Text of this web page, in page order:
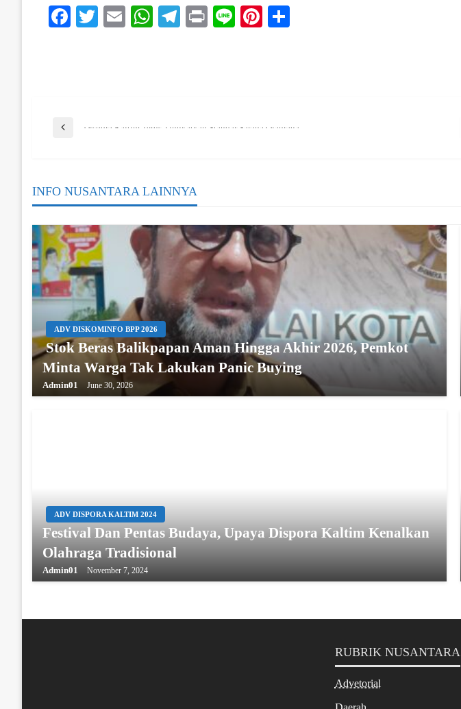
Facebook
TwitterEmailWhatsApp
Telegram
PrintLinePinterest
Post
Previous Post Dispora Kaltim Terus Tingkatkan Standar Sarana Olahraga
INFO NUSANTARA LAINNYA
ADV DISKOMINFO BPP 2026
Stok Beras Balikpapan Aman Hingga Akhir 2026, Pemkot
Minta Warga Tak Lakukan Panic Buying
Admin01 June 30, 2026
ADV DISPORA KALTIM 2024
Festival Dan Pentas Budaya, Upaya Dispora Kaltim Kenalkan
Olahraga Tradisional
Admin01 November 7, 2024
RUBRIK NUSANTARA
Advetorial